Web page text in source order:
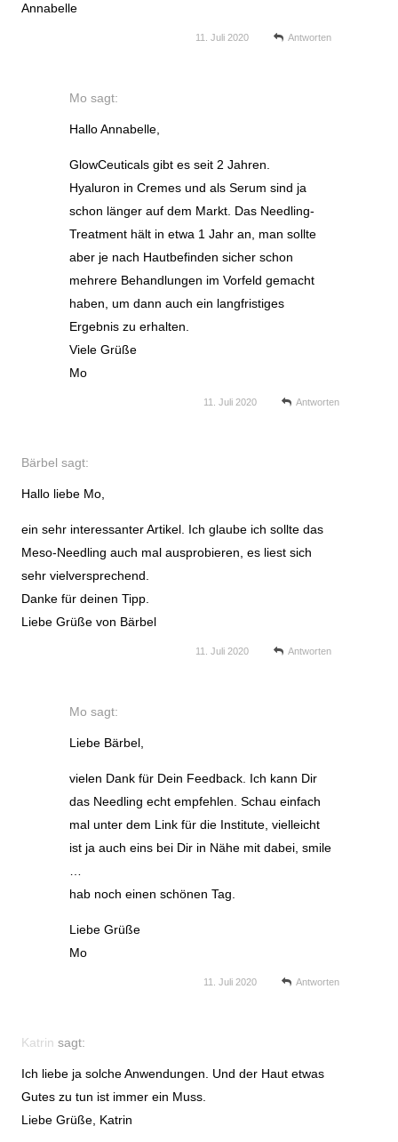
Annabelle
11. Juli 2020 Antworten
Mo sagt:
Hallo Annabelle,
GlowCeuticals gibt es seit 2 Jahren.
Hyaluron in Cremes und als Serum sind ja
schon länger auf dem Markt. Das Needling-
Treatment hält in etwa 1 Jahr an, man sollte
aber je nach Hautbefinden sicher schon
mehrere Behandlungen im Vorfeld gemacht
haben, um dann auch ein langfristiges
Ergebnis zu erhalten.
Viele Grüße
Mo
11. Juli 2020 Antworten
Bärbel sagt:
Hallo liebe Mo,
ein sehr interessanter Artikel. Ich glaube ich sollte das
Meso-Needling auch mal ausprobieren, es liest sich
sehr vielversprechend.
Danke für deinen Tipp.
Liebe Grüße von Bärbel
11. Juli 2020 Antworten
Mo sagt:
Liebe Bärbel,
vielen Dank für Dein Feedback. Ich kann Dir
das Needling echt empfehlen. Schau einfach
mal unter dem Link für die Institute, vielleicht
ist ja auch eins bei Dir in Nähe mit dabei, smile
hab noch einen schönen Tag.
Liebe Grüße
Mo
11. Juli 2020 Antworten
Katrin sagt:
Ich liebe ja solche Anwendungen. Und der Haut etwas
Gutes zu tun ist immer ein Muss.
Liebe Grüße, Katrin